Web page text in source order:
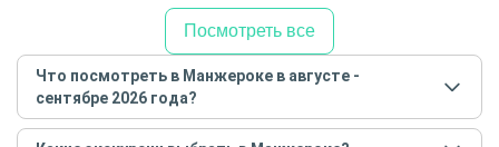
Посмотреть все
Что посмотреть в Манжероке в августе -
сентябре 2026 года?
Самые популярные местав Манжерокев августе -